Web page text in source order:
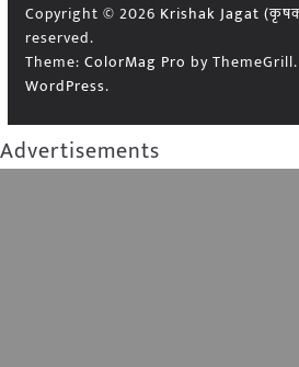
Copyright © 2026 Krishak Jagat
reserved.
Theme: ColorMag Pro by
WordPress.
Advertisements